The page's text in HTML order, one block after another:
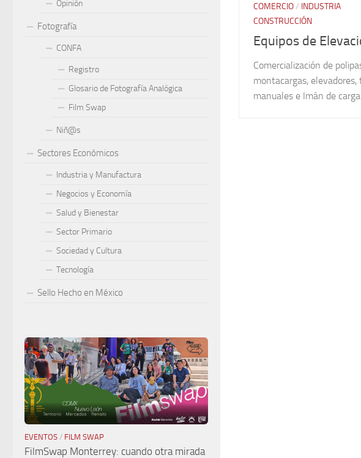
COMERCIO/ INDUSTRIA
CONSTRUCCIÓN
Equipos de
Comercialización de
montacargas, elevadores,
manuales e Imán de carga
Opinión
Fotografía
CONFA
Registro
Glosario de Fotografía Analógica
Film Swap
Niñ@s
Sectores Económicos
Industria y Manufactura
Negocios y Economía
Salud y Bienestar
Sector Primario
Sociedad y Cultura
Tecnología
Sello Hecho en México
EVENTOS / FILM SWAP
FilmSwap Monterrey: cuando otra mirada